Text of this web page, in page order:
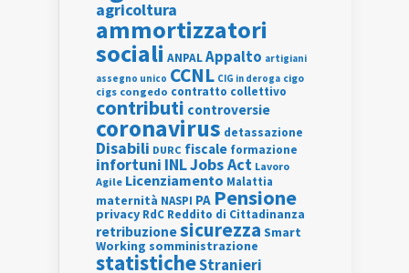
agricoltura
ammortizzatori
sociali ANPALAppalto artigiani
assegno unico CCNL CIG in deroga cigo
cigs congedo contratto collettivo
contributi controversie
coronavirus detassazione
Disabili DURC fiscale formazione
infortuni INLJobs Act Lavoro
Agile Licenziamento Malattia
maternità NASPI PA Pensione
privacy RdC Reddito di Cittadinanza
retribuzionesicurezza Smart
Working somministrazione
statisticheStranieri